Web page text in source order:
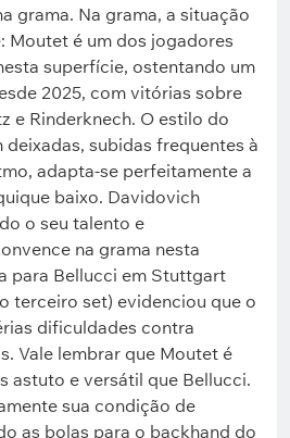
grama. Na grama, a situação
Moutet é um dos jogadores
superfície, ostentando um
2025, com vitórias sobre
e Rinderknech. O estilo do
subidas frequentes à
adapta-se perfeitamente a
baixo. Davidovich
o seu talento e
na grama nesta
para Bellucci em Stuttgart
terceiro set) evidenciou que o
dificuldades contra
Vale lembrar que Moutet é
astuto e versátil que Bellucci.
sua condição de
as bolas para o backhand do